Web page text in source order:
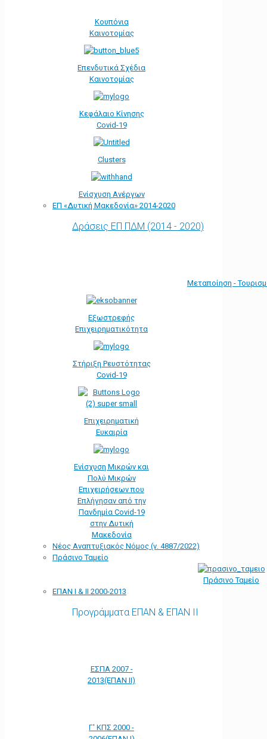
Κουπόνια
Καινοτομίας
Επενδυτικά Σχέδια
Καινοτομίας
Κεφάλαιο Κίνησης
Covid-19
Clusters
Ενίσχυση Ανέργων
ΕΠ «Δυτική Μακεδονία» 2014-2020
Δράσεις ΕΠ ΠΔΜ (2014 - 2020)
Μεταποίηση -
Εξωστρεφής
Επιχειρηματικότητα
Στήριξη Ρευστότητας
Covid-19
Επιχειρηματική
Ευκαιρία
Ενίσχυση Μικρών και
Πολύ Μικρών
Επιχειρήσεων που
Επλήγησαν από την
Πανδημία Covid-19
στην Δυτική
Μακεδονία
Νέος Αναπτυξιακός Νόμος (ν. 4887/2022)
Πράσινο Ταμείο
Πράσινο Ταμείο
ΕΠΑΝ Ι & ΙΙ 2000-2013
Προγράμματα ΕΠΑΝ & ΕΠΑΝ ΙΙ
ΕΣΠΑ 2007 -
2013(ΕΠΑΝ ΙΙ)
Γ' ΚΠΣ 2000 -